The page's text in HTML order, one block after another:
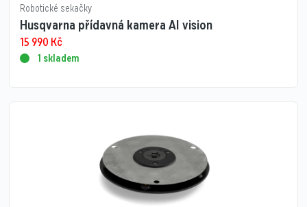
Robotické sekačky
Husqvarna přídavná kamera AI vision
15 990 Kč
1 skladem